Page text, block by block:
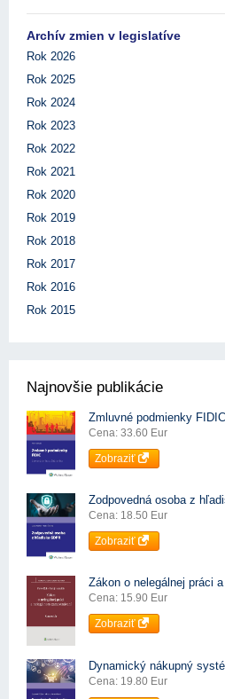
Archív zmien v legislatíve
Rok 2026
Rok 2025
Rok 2024
Rok 2023
Rok 2022
Rok 2021
Rok 2020
Rok 2019
Rok 2018
Rok 2017
Rok 2016
Rok 2015
Najnovšie publikácie
Zmluvné podmienky FIDIC
Cena: 33.60 Eur
Zobraziť
Zodpovedná osoba z
Cena: 18.50 Eur
Zobraziť
Zákon o nelegálnej práci
Cena: 15.90 Eur
Zobraziť
Dynamický nákupný
Cena: 19.80 Eur